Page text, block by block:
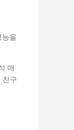
을
매
친구